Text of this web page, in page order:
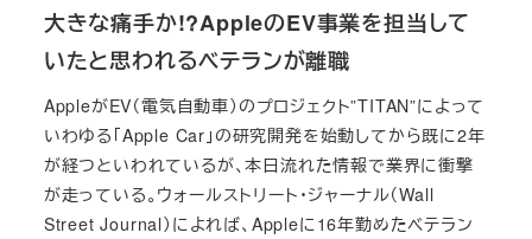
大きな痛手か!?AppleのEV事業を担当して
いたと思われるベテランが離職
AppleがEV（電気自動車）のプロジェクト”TITAN”によって
いわゆる「Apple Car」の研究開発を始動してから既に2年
が経つといわれているが、本日流れた情報で業界に衝撃
が走っている。ウォールストリート・ジャーナル（Wall
Street Journal）によれば、Appleに16年勤めたベテラン